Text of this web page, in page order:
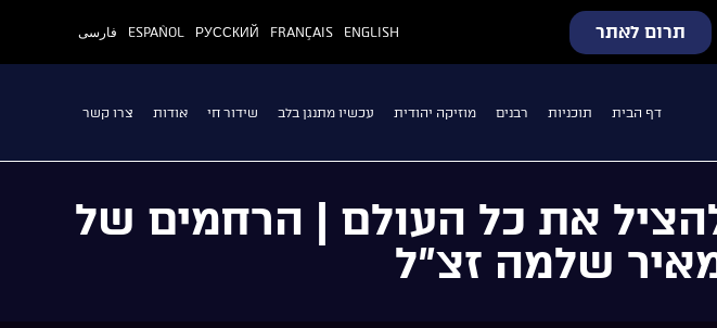
תרום לאתר ENGLISH
FRANÇAIS
РУССКИЙ
ESPAÑOL فارسی
דף הבית תוכניות רבנים מוזיקה יהודית עכשיו מתנגן בלב שידור חי אודות צרו קשר
את כל העולם | הרחמים של
שלמה זצ”ל